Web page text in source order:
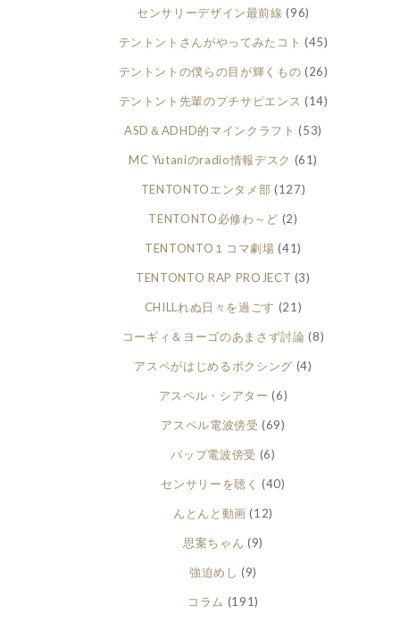
センサリーデザイン最前線 (96)
テントントさんがやってみたコト (45)
テントントの僕らの目が輝くもの (26)
テントント先輩のプチサピエンス (14)
ASD＆ADHD的マインクラフト (53)
MC Yutaniのradio情報デスク (61)
TENTONTOエンタメ部 (127)
TENTONTO必修わ～ど (2)
TENTONTO１コマ劇場 (41)
TENTONTO RAP PROJECT (3)
CHILLれぬ日々を過ごす (21)
コーギィ＆ヨーゴのあまさず討論 (8)
アスペがはじめるボクシング (4)
アスペル・シアター (6)
アスペル電波傍受 (69)
バップ電波傍受 (6)
センサリーを聴く (40)
んとんと動画 (12)
思案ちゃん (9)
強迫めし (9)
コラム (191)